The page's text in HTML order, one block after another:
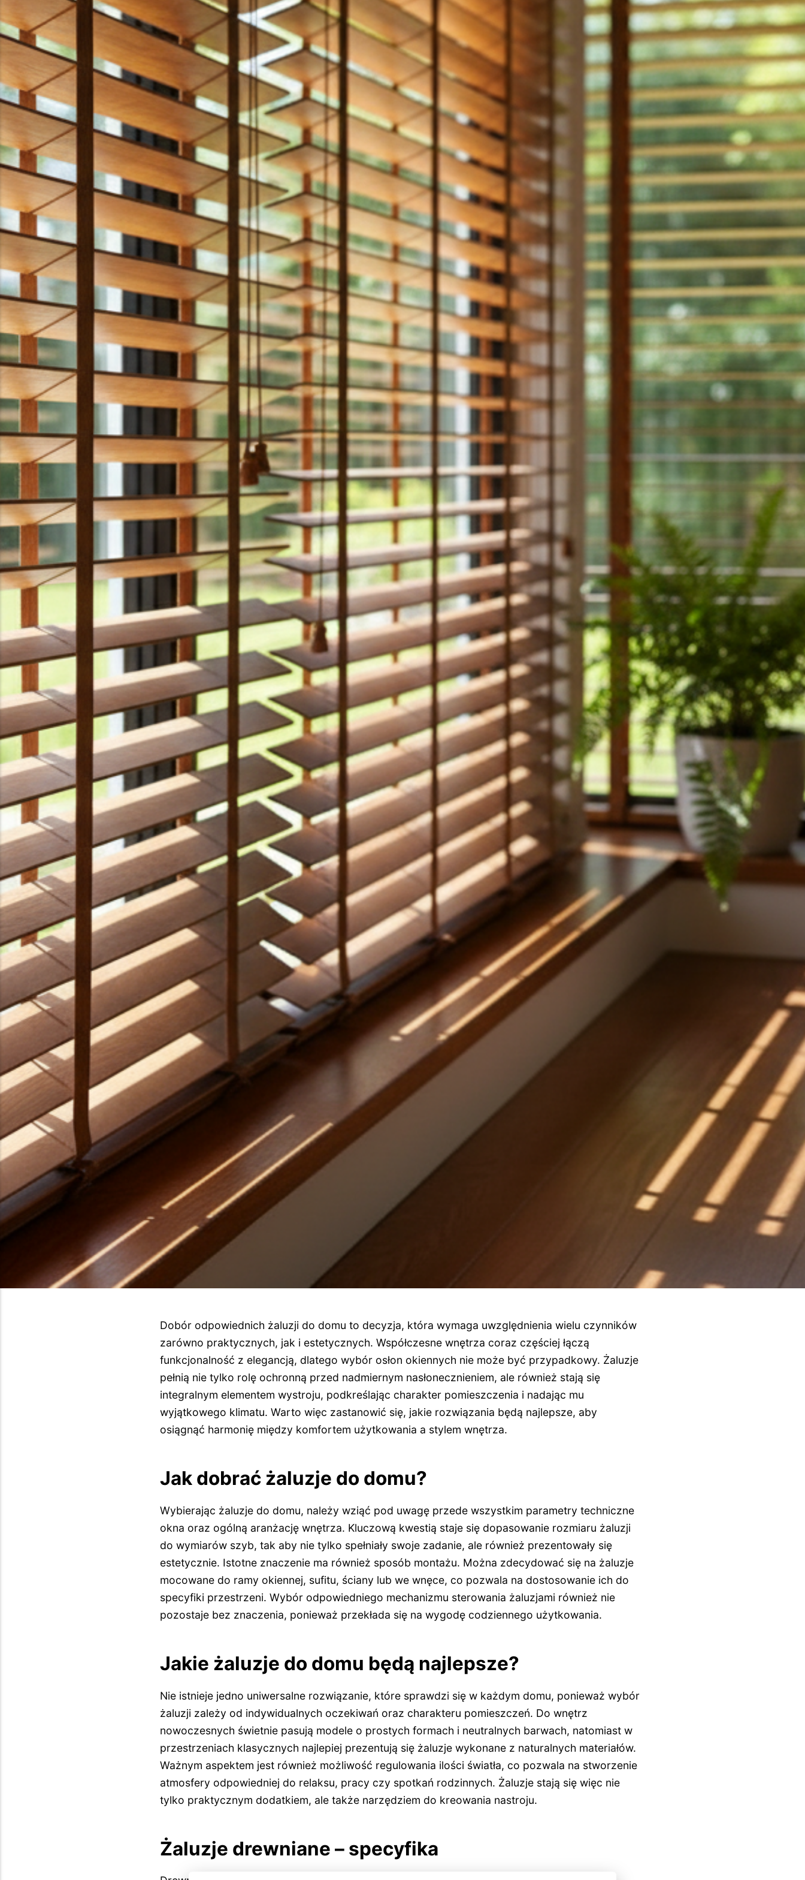
Dobór odpowiednich żaluzji do domu to decyzja, która wymaga uwzględnienia wielu czynników
zarówno praktycznych, jak i estetycznych. Współczesne wnętrza coraz częściej łączą
funkcjonalność z elegancją, dlatego wybór osłon okiennych nie może być przypadkowy. Żaluzje
pełnią nie tylko rolę ochronną przed nadmiernym nasłonecznieniem, ale również stają się
integralnym elementem wystroju, podkreślając charakter pomieszczenia i nadając mu
wyjątkowego klimatu. Warto więc zastanowić się, jakie rozwiązania będą najlepsze, aby
osiągnąć harmonię między komfortem użytkowania a stylem wnętrza.
Jak dobrać żaluzje do domu?
Wybierając żaluzje do domu, należy wziąć pod uwagę przede wszystkim parametry techniczne
okna oraz ogólną aranżację wnętrza. Kluczową kwestią staje się dopasowanie rozmiaru żaluzji
do wymiarów szyb, tak aby nie tylko spełniały swoje zadanie, ale również prezentowały się
estetycznie. Istotne znaczenie ma również sposób montażu. Można zdecydować się na żaluzje
mocowane do ramy okiennej, sufitu, ściany lub we wnęce, co pozwala na dostosowanie ich do
specyfiki przestrzeni. Wybór odpowiedniego mechanizmu sterowania żaluzjami również nie
pozostaje bez znaczenia, ponieważ przekłada się na wygodę codziennego użytkowania.
Jakie żaluzje do domu będą najlepsze?
Nie istnieje jedno uniwersalne rozwiązanie, które sprawdzi się w każdym domu, ponieważ wybór
żaluzji zależy od indywidualnych oczekiwań oraz charakteru pomieszczeń. Do wnętrz
nowoczesnych świetnie pasują modele o prostych formach i neutralnych barwach, natomiast w
przestrzeniach klasycznych najlepiej prezentują się żaluzje wykonane z naturalnych materiałów.
Ważnym aspektem jest również możliwość regulowania ilości światła, co pozwala na stworzenie
atmosfery odpowiedniej do relaksu, pracy czy spotkań rodzinnych. Żaluzje stają się więc nie
tylko praktycznym dodatkiem, ale także narzędziem do kreowania nastroju.
Żaluzje drewniane – specyfika